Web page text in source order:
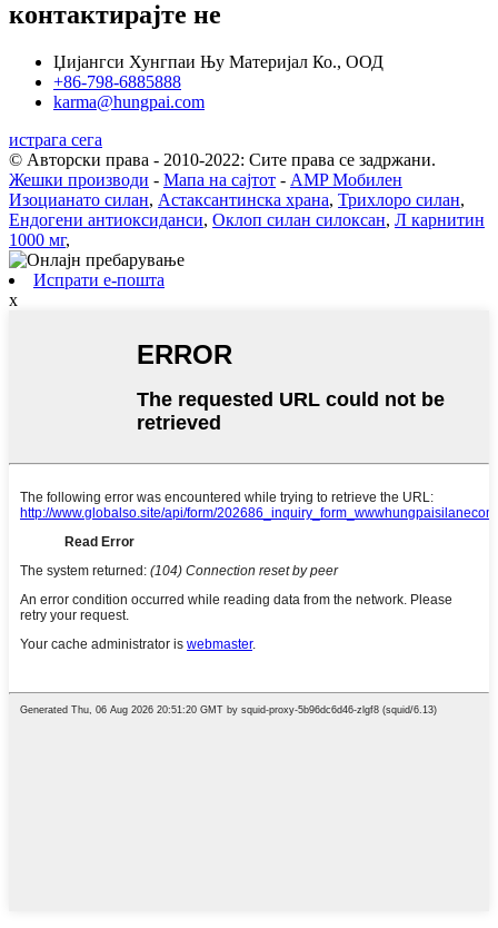
контактирајте не
Џијангси Хунгпаи Њу Материјал Ко., ООД
+86-798-6885888
karma@hungpai.com
истрага сега
© Авторски права - 2010-2022: Сите права се задржани.
Жешки производи - Мапа на сајтот - AMP Мобилен
Изоцианато силан, Астаксантинска храна, Трихлоро силан,
Ендогени антиоксиданси, Оклоп силан силоксан, Л карнитин
1000 мг,
Испрати е-пошта
x